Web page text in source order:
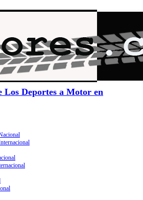
Los Deportes a Motor en